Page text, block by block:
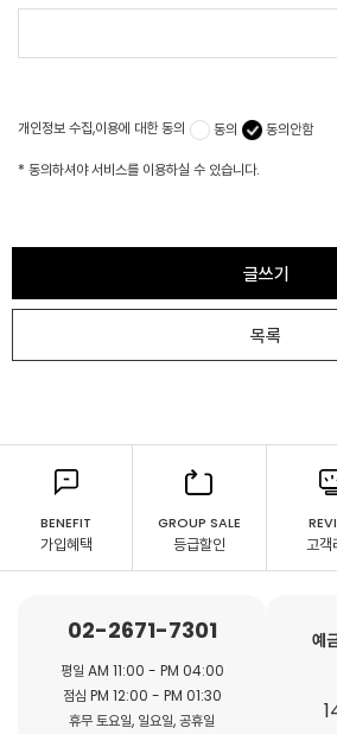
개인정보 수집,이용에 대한 동의 동의 동의안함
* 동의하셔야 서비스를 이용하실 수 있습니다.
글쓰기
목록
BENEFIT
가입혜택
GROUP SALE
등급할인 고객
02-2671-7301
평일 AM 11:00 - PM 04:00
점심 PM 12:00 - PM 01:30
휴무 토요일, 일요일, 공휴일
예